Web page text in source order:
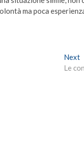
ma poca
Next
Le